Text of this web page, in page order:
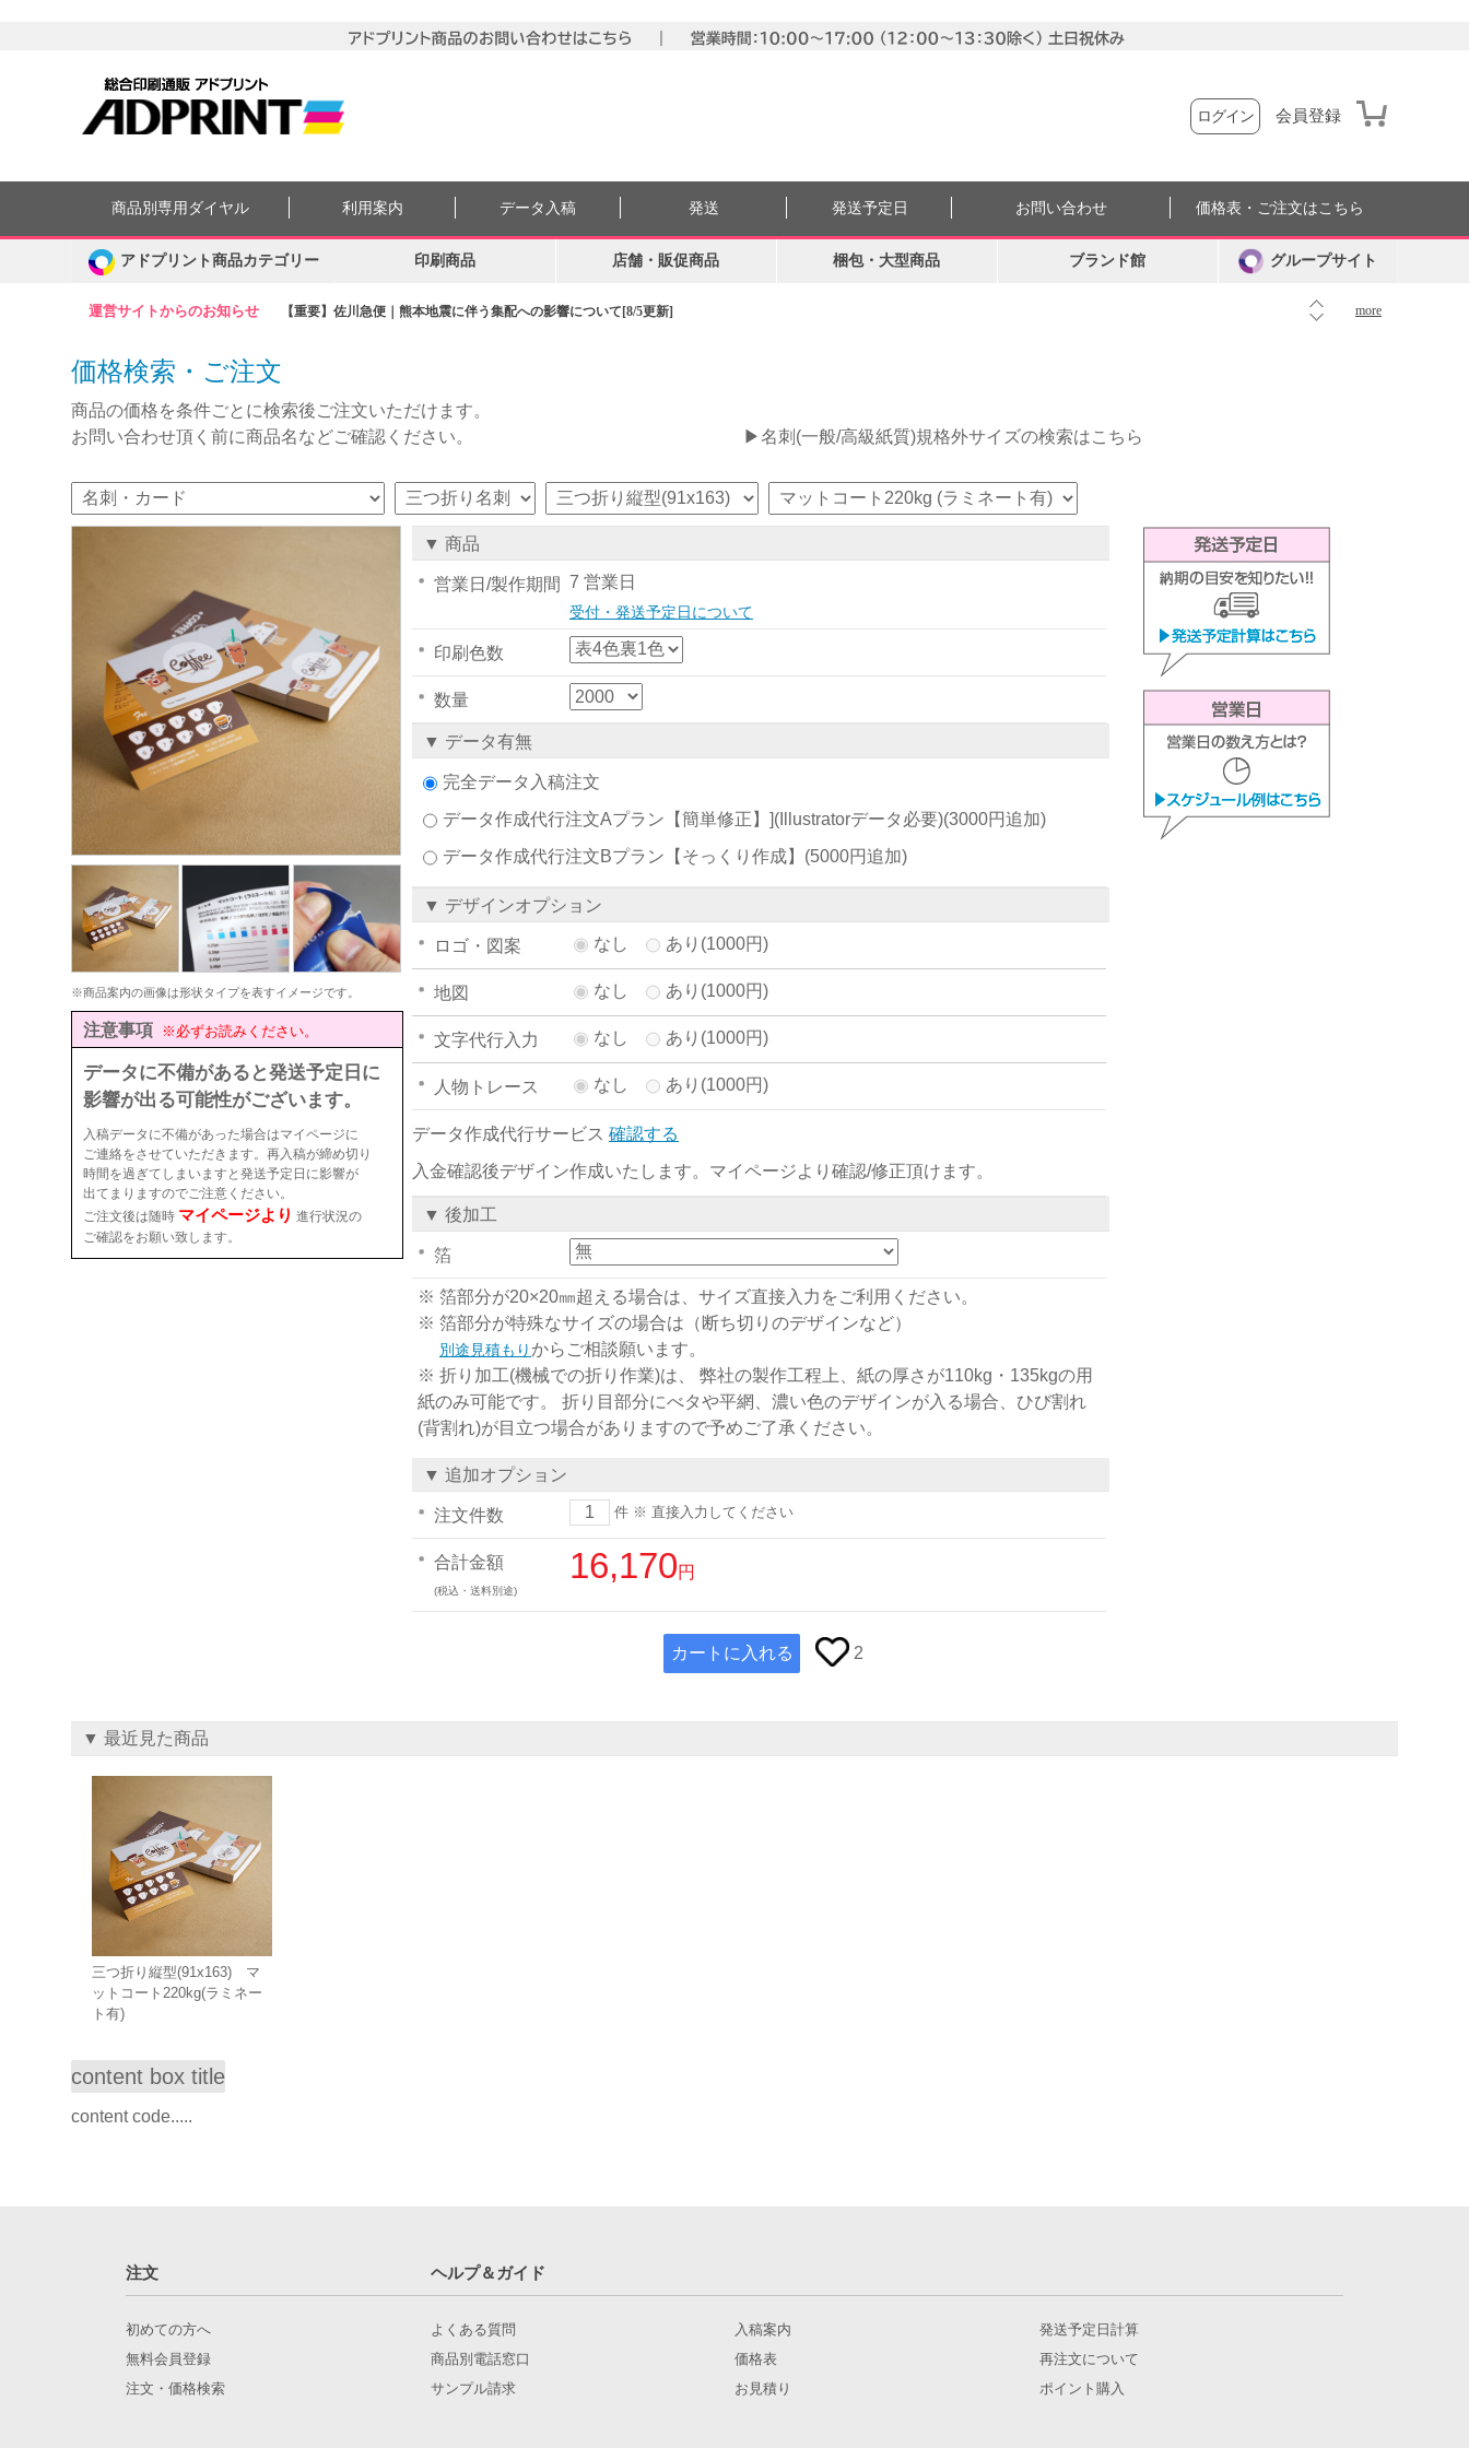
ログイン 会員登録
運営サイトからのお知らせ 【重要】佐川急便｜熊本地震に伴う集配への影響について[8/5更新] more
商品別専用ダイヤル 利用案内 データ入稿 発送 発送予定日 お問い合わせ 価格表・ご注文はこちら
アドプリント商品カテゴリー 印刷商品 店舗・販促商品 梱包・大型商品 ブランド館 グループサイト
価格検索・ご注文
商品の価格を条件ごとに検索後ご注文いただけます。
お問い合わせ頂く前に商品名などご確認ください。
▶名刺(一般/高級紙質)規格外サイズの検索はこちら
※商品案内の画像は形状タイプを表すイメージです。
注意事項 ※必ずお読みください。
データに不備があると発送予定日に
影響が出る可能性がございます。
入稿データに不備があった場合はマイページに
ご連絡をさせていただきます。再入稿が締め切り
時間を過ぎてしまいますと発送予定日に影響が
出てまりますのでご注意ください。
ご注文後は随時 マイページより 進行状況の
ご確認をお願い致します。
▼ 商品
営業日/製作期間 7 営業日
受付・発送予定日について
印刷色数
数量
▼ データ有無
完全データ入稿注文
データ作成代行注文Aプラン【簡単修正】](Illustratorデータ必要)(3000円追加)
データ作成代行注文Bプラン【そっくり作成】 (5000円追加)
▼ デザインオプション
ロゴ・図案 なし あり(1000円)
地図 なし あり(1000円)
文字代行入力 なし あり(1000円)
人物トレース なし あり(1000円)
データ作成代行サービス 確認する
入金確認後デザイン作成いたします。マイページより確認/修正頂けます。
▼ 後加工
箔
※ 箔部分が20×20㎜超える場合は、サイズ直接入力をご利用ください。
※ 箔部分が特殊なサイズの場合は（断ち切りのデザインなど）
別途見積もりからご相談願います。
※ 折り加工(機械での折り作業)は、 弊社の製作工程上、紙の厚さが110kg・135kgの用
紙のみ可能です。 折り目部分にべタや平網、濃い色のデザインが入る場合、ひび割れ
(背割れ)が目立つ場合がありますので予めご了承ください。
▼ 追加オプション
注文件数 件 ※ 直接入力してください
合計金額
(税込・送料別途)
16,170円
カートに入れる 2
▼ 最近見た商品
三つ折り縦型(91x163) マ
ットコート220kg(ラミネー
ト有)
content box title
content code.....
注文 ヘルプ＆ガイド
初めての方へ
無料会員登録
注文・価格検索
よくある質問
商品別電話窓口
サンプル請求
入稿案内
価格表
お見積り
発送予定日計算
再注文について
ポイント購入